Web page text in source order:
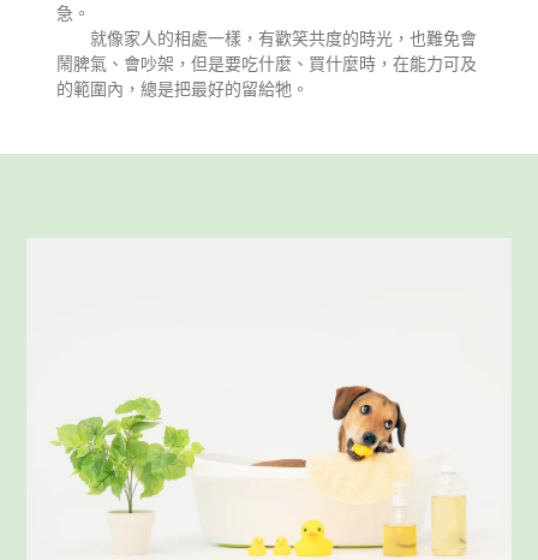
急。
就像家人的相處一樣，有歡笑共度的時光，也難免會
鬧脾氣、會吵架，但是要吃什麼、買什麼時，在能力可及
的範圍內，總是把最好的留給牠。